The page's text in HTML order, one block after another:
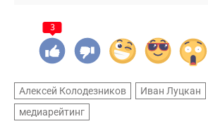
3
Алексей Колодезников Иван Луцкан
медиарейтинг